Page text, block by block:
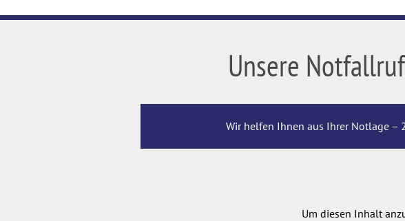
Unsere
Wir helfen Ihnen aus Ihrer Notlage –
Um diesen Inhalt